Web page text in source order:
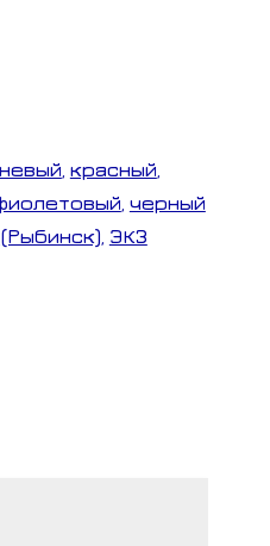
красный
черный
ЭКЗ